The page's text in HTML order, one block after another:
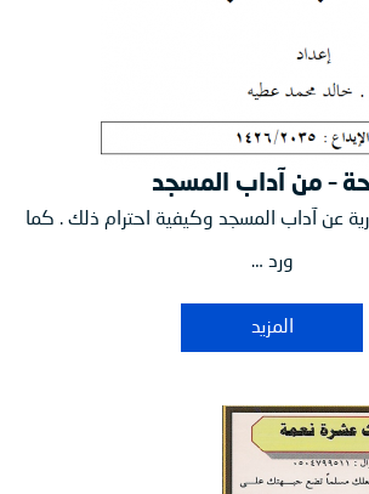
– من آداب المسجد
عن آداب المسجد وكيفية احترام ذلك . كما
ورد …
المزيد